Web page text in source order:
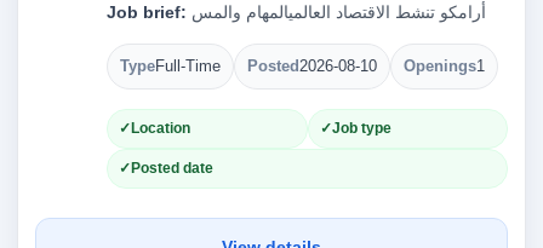
Job brief: أرامكو تنشط الاقتصاد العالميالمهام والمس
TypeFull-Time Posted2026-08-10 Openings1
Location Job type
Posted date